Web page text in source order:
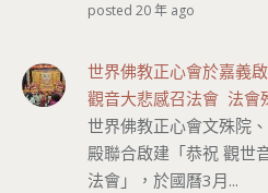
posted 20 年 ago
世界佛教正心會於嘉義
觀音大悲感召法會 法會
世界佛教正心會文殊院
殿聯合啟建「恭祝 觀世
法會」，於國曆3月...